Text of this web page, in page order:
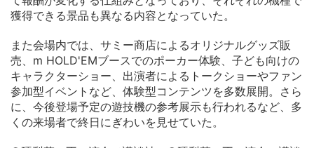
獲得できる景品も異なる内容となっていた。
また会場内では、サミー商店によるオリジナルグッズ販
売、m HOLD'EMブースでのポーカー体験、子ども向けの
キャラクターショー、出演者によるトークショーやファン
参加型イベントなど、体験型コンテンツを多数展開。さら
に、今後登場予定の遊技機の参考展示も行われるなど、多
くの来場者で終日にぎわいを見せていた。